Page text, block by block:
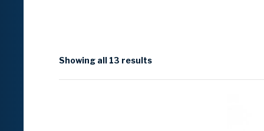
Showing all 13 results